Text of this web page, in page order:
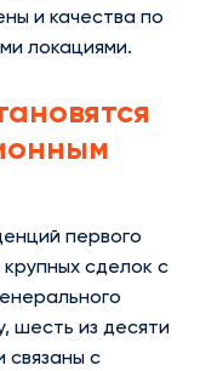
и качества по
локациями.
первого
сделок с
шесть из десяти
связаны с